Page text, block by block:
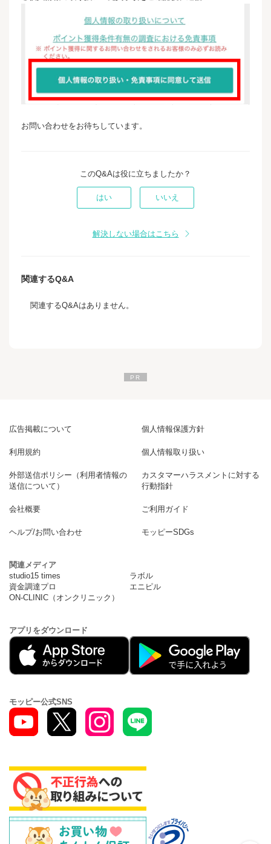
お問い合わせをお待ちしています。
このQ&Aは役に立ちましたか？
はい いいえ
解決しない場合はこちら
関連するQ&A
関連するQ&Aはありません。
広告掲載について 個人情報保護方針
利用規約 個人情報取り扱い
外部送信ポリシー（利用者情報の
送信について）
カスタマーハラスメントに対する
行動指針
会社概要 ご利用ガイド
ヘルプ/お問い合わせ モッピーSDGs
関連メディア
studio15 times
ラボル
資金調達プロ
エニピル
ON-CLINIC（オンクリニック）
アプリをダウンロード
モッピー公式SNS